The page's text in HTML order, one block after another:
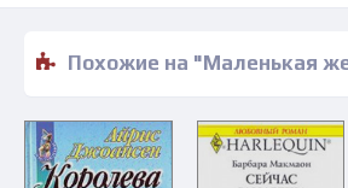
Похожие на "Маленькая женщина Большого - Мария Зайцева" книги читать бесплатно